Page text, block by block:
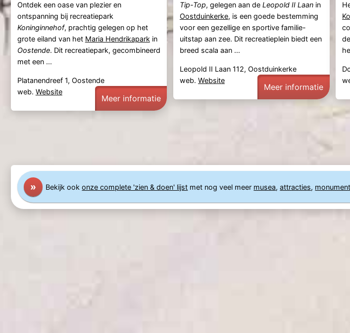
Ontdek een oase van plezier en
ontspanning bij recreatiepark
Koninginnehof, prachtig gelegen op het
grote eiland van het Maria Hendrikapark in
Oostende. Dit recreatiepark, gecombineerd
met een ...
Platanendreef 1, Oostende
web. Website
Meer informatie
Tip-Top, gelegen aan de Leopold II Laanin
Oostduinkerke, is een goede bestemming
voor een gezellige en sportive familie-
uitstap aan zee. Dit recreatieplein biedt een
breed scala aan ...
Leopold II Laan 112, Oostduinkerke
web. Website
Meer informatie
» Bekijk ookonze complete 'zien & doen' lijst met nog veel meer musea,attracties,